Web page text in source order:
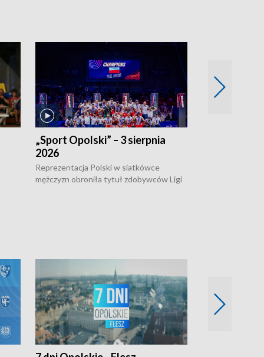
„Sport Opolski” – 3 sierpnia
2026
Reprezentacja Polski w siatkówce
mężczyzn obroniła tytuł zdobywców Ligi